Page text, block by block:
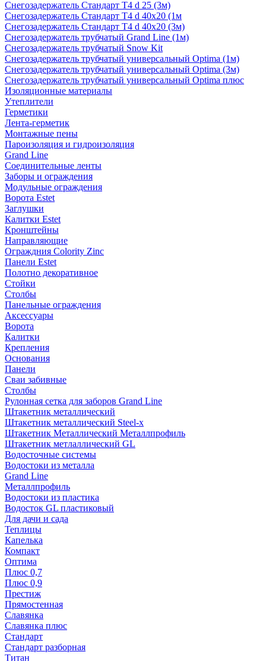
Снегозадержатель Стандарт Т4 d 25 (3м)
Снегозадержатель Стандарт Т4 d 40х20 (1м
Снегозадержатель Стандарт Т4 d 40х20 (3м)
Снегозадержатель трубчатый Grand Line (1м)
Снегозадержатель трубчатый Snow Kit
Снегозадержатель трубчатый универсальный Optima (1м)
Снегозадержатель трубчатый универсальный Optima (3м)
Снегозадержатель трубчатый универсальный Optima плюс
Изоляционные материалы
Утеплители
Герметики
Лента-герметик
Монтажные пены
Пароизоляция и гидроизоляция
Grand Line
Соединительные ленты
Заборы и ограждения
Модульные ограждения
Ворота Estet
Заглушки
Калитки Estet
Кронштейны
Направляющие
Ограждния Colority Zinc
Панели Estet
Полотно декоративное
Стойки
Столбы
Панельные ограждения
Аксессуары
Ворота
Калитки
Крепления
Основания
Панели
Сваи забивные
Столбы
Рулонная сетка для заборов Grand Line
Штакетник металлический
Штакетник металлический Steel-x
Штакетник Металлический Металлпрофиль
Штакетник метлаллический GL
Водосточные системы
Водостоки из металла
Grand Line
Металлпрофиль
Водостоки из пластика
Водосток GL пластиковый
Для дачи и сада
Теплицы
Капелька
Компакт
Оптима
Плюс 0,7
Плюс 0,9
Престиж
Прямостенная
Славянка
Славянка плюс
Стандарт
Стандарт разборная
Титан